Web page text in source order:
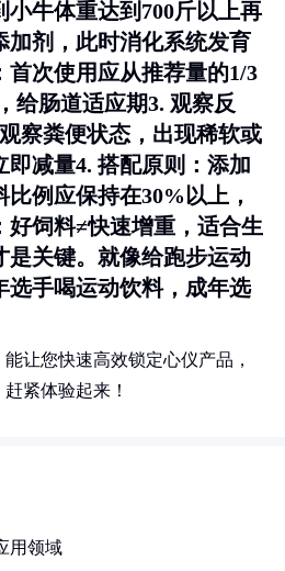
小牛体重达到700斤以上再
加剂，此时消化系统发育
首次使用应从推荐量的1/3
给肠道适应期3. 观察反
察粪便状态，出现稀软或
即减量4. 搭配原则 ：添加
例应保持在30%以上，
好饲料≠快速增重，适合生
是关键。就像给跑步运动
选手喝运动饮料，成年选
让您快速高效锁定心仪产品，
紧体验起来！
用领域